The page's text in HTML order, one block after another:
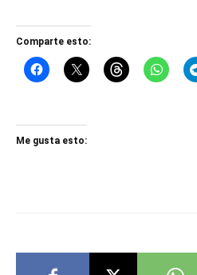
Comparte esto:
Me gusta esto: